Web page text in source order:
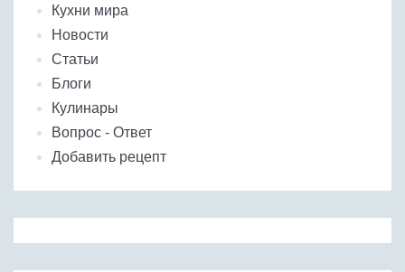
Кухни мира
Новости
Статьи
Блоги
Кулинары
Вопрос - Ответ
Добавить рецепт